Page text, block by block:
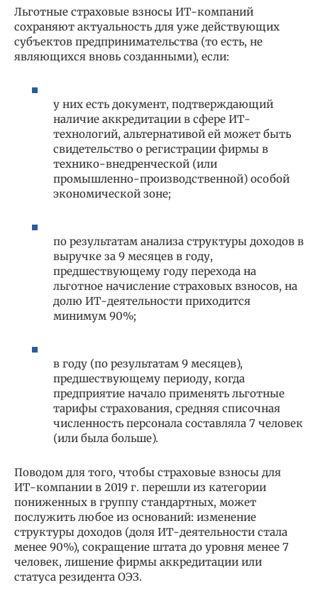
Льготные страховые взносы ИТ-компаний
сохраняют актуальность для уже действующих
субъектов предпринимательства (то есть, не
являющихся вновь созданными), если:
у них есть документ, подтверждающий
наличие аккредитации в сфере ИТ-
технологий, альтернативой ей может быть
свидетельство о регистрации фирмы в
технико-внедренческой (или
промышленно-производственной) особой
экономической зоне;
по результатам анализа структуры доходов в
выручке за 9 месяцев в году,
предшествующему году перехода на
льготное начисление страховых взносов, на
долю ИТ-деятельности приходится
минимум 90%;
в году (по результатам 9 месяцев),
предшествующему периоду, когда
предприятие начало применять льготные
тарифы страхования, средняя списочная
численность персонала составляла 7 человек
(или была больше).
Поводом для того, чтобы страховые взносы для
ИТ-компании в 2019 г. перешли из категории
пониженных в группу стандартных, может
послужить любое из оснований: изменение
структуры доходов (доля ИТ-деятельности стала
менее 90%), сокращение штата до уровня менее 7
человек, лишение фирмы аккредитации или
статуса резидента ОЭЗ.